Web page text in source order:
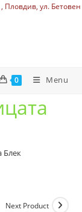
ул. Бетовен
0 Menu
Блек
Next Product